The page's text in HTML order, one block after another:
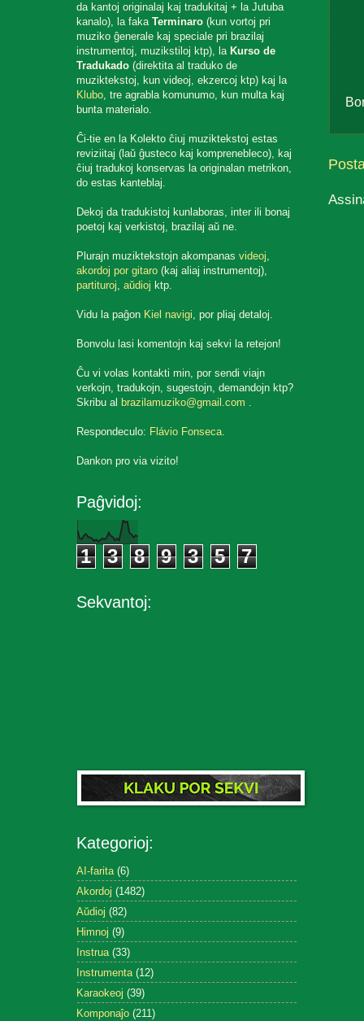
da kantoj originalaj kaj tradukitaj + la Jutuba
kanalo), la fakaTerminaro (kun vortoj pri
muziko ĝenerale kaj speciale pri brazilaj
instrumentoj, muzikstiloj ktp), la Kurso de
Tradukado (direktita al traduko de
muziktekstoj, kun videoj, ekzercoj ktp) kaj la
Klubo, tre agrabla komunumo, kun multa kaj
bunta materialo.
Ĉi-tie en la Kolekto ĉiuj muziktekstoj estas
reviziitaj (laŭ ĝusteco kaj komprenebleco), kaj
ĉiuj tradukoj konservas la originalan metrikon,
do estas kanteblaj.
Dekoj da tradukistoj kunlaboras, inter ili bonaj
poetoj kaj verkistoj, brazilaj aŭ ne.
Plurajn muziktekstojn akompanasvideoj,
akordoj por gitaro (kaj aliaj instrumentoj),
partituroj,aŭdioj ktp.
Vidu la paĝon Kiel navigi, por pliaj detaloj.
Bonvolu lasi komentojn kaj sekvi la retejon!
Ĉu vi volas kontakti min, por sendi viajn
verkojn, tradukojn, sugestojn, demandojn ktp?
Skribu al brazilamuziko@gmail.com .
Respondeculo: Flávio Fonseca.
Dankon pro via vizito!
Paĝvidoj:
1 3 8 9 3 5 7
Sekvantoj:
Kategorioj:
AI-farita (6)
Akordoj (1482)
Aŭdioj (82)
Himnoj (9)
Instrua (33)
Instrumenta (12)
Karaokeoj (39)
Komponaĵo (211)